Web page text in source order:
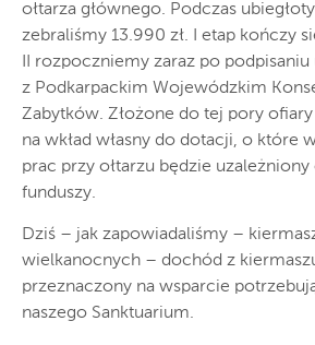
ołtarza głównego. Podczas
zebraliśmy 13.990 zł. I etap kończy
II rozpoczniemy zaraz po
z Podkarpackim Wojewódzkim
Zabytków. Złożone do tej pory
na wkład własny do dotacji, o które
prac przy ołtarzu będzie
funduszy.
Dziś – jak zapowiadaliśmy –
wielkanocnych – dochód z
przeznaczony na wsparcie
naszego Sanktuarium.